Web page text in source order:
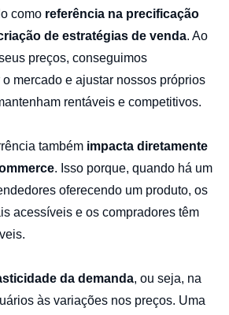
como referência na precificação
de estratégias de venda. Ao
preços, conseguimos
mercado e ajustar nossos próprios
rentáveis e competitivos.
também impacta diretamente
. Isso porque, quando há um
oferecendo um produto, os
acessíveis e os compradores têm
da demanda, ou seja, na
às variações nos preços. Uma